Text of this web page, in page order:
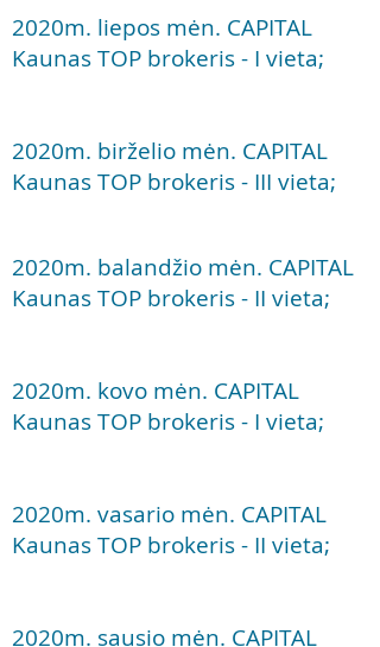
2020m. liepos mėn. CAPITAL
Kaunas TOP brokeris - I vieta;
2020m. birželio mėn. CAPITAL
Kaunas TOP brokeris - III vieta;
2020m. balandžio mėn. CAPITAL
Kaunas TOP brokeris - II vieta;
2020m. kovo mėn. CAPITAL
Kaunas TOP brokeris - I vieta;
2020m. vasario mėn. CAPITAL
Kaunas TOP brokeris - II vieta;
2020m. sausio mėn. CAPITAL